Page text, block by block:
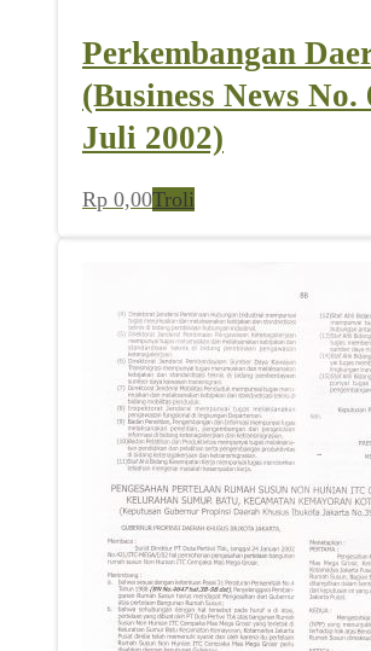
Perkembangan
(Business News No.
Juli 2002)
Rp 0,00Troli